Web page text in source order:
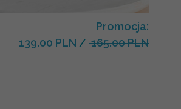
Promocja:
139.00 PLN / 165.00 PLN